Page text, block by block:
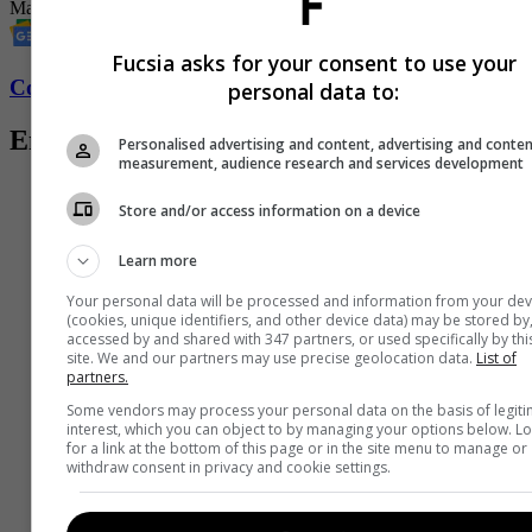
Marcela Reyes Entretenimiento
Conozca más de Fucsia aquí
Entradas relacionadas
Fucsia asks for your consent to use your
personal data to:
Personalised advertising and content, advertising and
measurement, audience research and services development
Store and/or access information on a device
Learn more
Your personal data will be processed and information from your
(cookies, unique identifiers, and other device data) may be stored by,
accessed by and shared with 347 partners, or used specifically by
site. We and our partners may use precise geolocation data. List of
partners.
Some vendors may process your personal data on the basis of
interest, which you can object to by managing your options below.
for a link at the bottom of this page or in the site menu to manage or
withdraw consent in privacy and cookie settings.